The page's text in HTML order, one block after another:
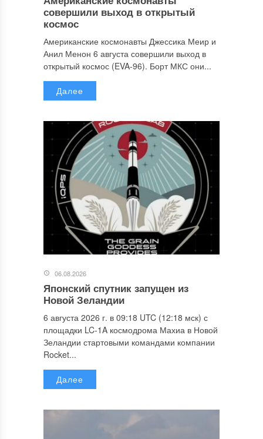
совершили выход в открытый
космос
Американские космонавты Джессика Меир и
Анил Менон 6 августа совершили выход в
открытый космос (EVA-96). Борт МКС они...
Далее
06.08.2026
Японский спутник запущен из
Новой Зеландии
6 августа 2026 г. в 09:18 UTC (12:18 мск) с
площадки LC-1A космодрома Махиа в Новой
Зеландии стартовыми командами компании
Rocket...
Далее